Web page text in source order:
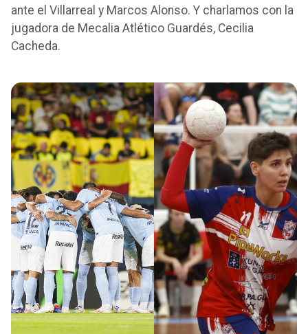
ante el Villarreal y Marcos Alonso. Y charlamos con la
jugadora de Mecalia Atlético Guardés, Cecilia
Cacheda.